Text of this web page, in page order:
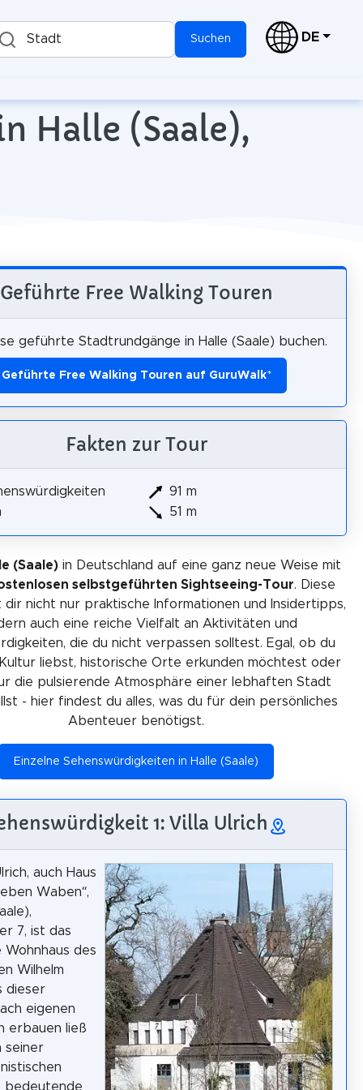
Stadt Suchen DE
Halle (Saale),
Geführte Free Walking Touren
geführte Stadtrundgänge in Halle (Saale) buchen.
Geführte Free Walking Touren auf GuruWalk*
Fakten zur Tour
91 m
51 m
(Saale)in Deutschland auf eine ganz neue Weise mit
selbstgeführten Sightseeing-Tour. Diese
nicht nur praktische Informationen und Insidertipps,
auch eine reiche Vielfalt an Aktivitäten und
die du nicht verpassen solltest. Egal, ob du
liebst, historische Orte erkunden möchtest oder
die pulsierende Atmosphäre einer lebhaften Stadt
- hier findest du alles, was du für dein persönliches
Abenteuer benötigst.
Einzelne Sehenswürdigkeiten in Halle (Saale)
1: Villa Ulrich
auch Haus
Waben“,
7, ist das
Wohnhaus des
Wilhelm
dieser
eigenen
erbauen ließ
seiner
bedeutende